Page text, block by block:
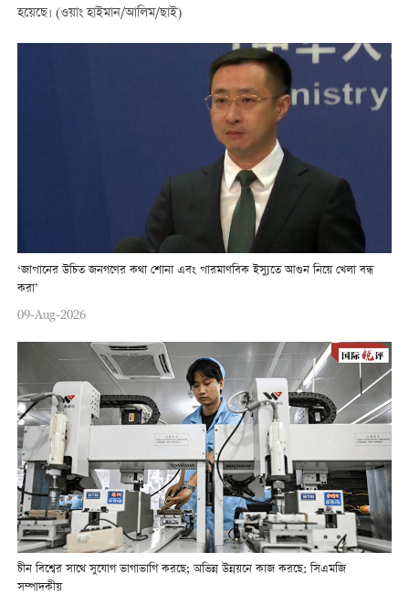
হয়েছে। (ওয়াং হাইমান/আলিম/ছাই)
‘জাপানের উচিত জনগণের কথা শোনা এবং পারমাণবিক ইস্যুতে আগুন নিয়ে খেলা বন্ধ
করা’
09-Aug-2026
চীন বিশ্বের সাথে সুযোগ ভাগাভাগি করছে; অভিন্ন উন্নয়নে কাজ করছে: সিএমজি
সম্পাদকীয়